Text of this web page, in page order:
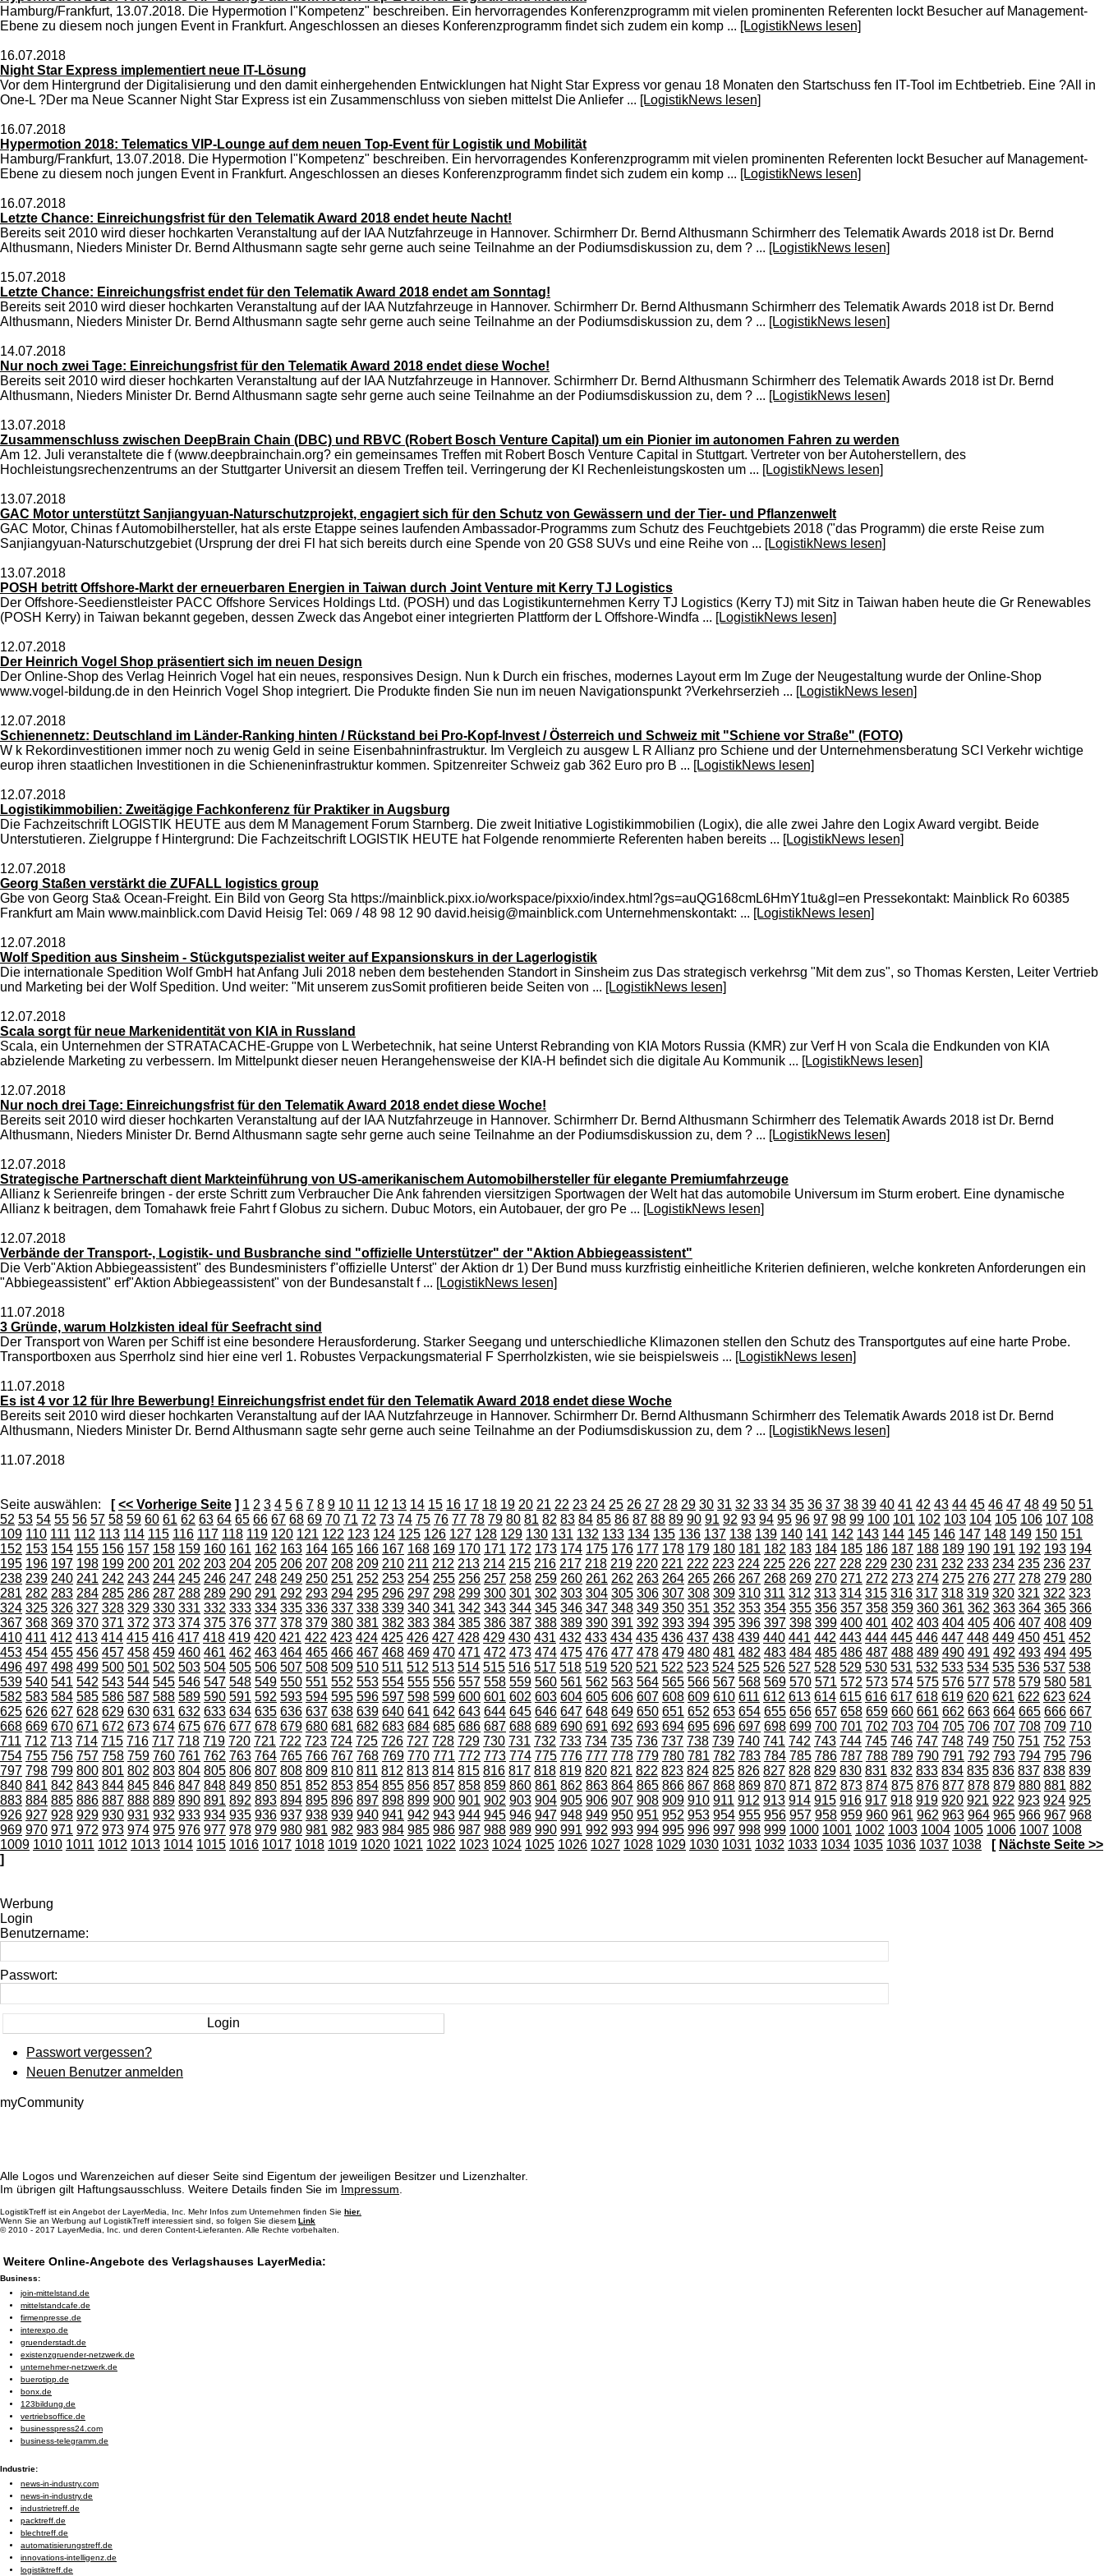
Hamburg/Frankfurt, 13.07.2018. Die Hypermotion l"Kompetenz" beschreiben. Ein hervorragendes Konferenzprogramm mit vielen prominenten Referenten lockt Besucher auf Management-
Ebene zu diesem noch jungen Event in Frankfurt. Angeschlossen an dieses Konferenzprogramm findet sich zudem ein komp ... [LogistikNews lesen]
16.07.2018
Night Star Express implementiert neue IT-Lösung
Vor dem Hintergrund der Digitalisierung und den damit einhergehenden Entwicklungen hat Night Star Express vor genau 18 Monaten den Startschuss fen IT-Tool im Echtbetrieb. Eine ?All in
One-L ?Der ma Neue Scanner Night Star Express ist ein Zusammenschluss von sieben mittelst Die Anliefer ... [LogistikNews lesen]
16.07.2018
Hypermotion 2018: Telematics VIP-Lounge auf dem neuen Top-Event für Logistik und Mobilität
Hamburg/Frankfurt, 13.07.2018. Die Hypermotion l"Kompetenz" beschreiben. Ein hervorragendes Konferenzprogramm mit vielen prominenten Referenten lockt Besucher auf Management-
Ebene zu diesem noch jungen Event in Frankfurt. Angeschlossen an dieses Konferenzprogramm findet sich zudem ein komp ... [LogistikNews lesen]
16.07.2018
Letzte Chance: Einreichungsfrist für den Telematik Award 2018 endet heute Nacht!
Bereits seit 2010 wird dieser hochkarten Veranstaltung auf der IAA Nutzfahrzeuge in Hannover. Schirmherr Dr. Bernd Althusmann Schirmherr des Telematik Awards 2018 ist Dr. Bernd
Althusmann, Nieders Minister Dr. Bernd Althusmann sagte sehr gerne auch seine Teilnahme an der Podiumsdiskussion zu, dem ? ... [LogistikNews lesen]
15.07.2018
Letzte Chance: Einreichungsfrist endet für den Telematik Award 2018 endet am Sonntag!
Bereits seit 2010 wird dieser hochkarten Veranstaltung auf der IAA Nutzfahrzeuge in Hannover. Schirmherr Dr. Bernd Althusmann Schirmherr des Telematik Awards 2018 ist Dr. Bernd
Althusmann, Nieders Minister Dr. Bernd Althusmann sagte sehr gerne auch seine Teilnahme an der Podiumsdiskussion zu, dem ? ... [LogistikNews lesen]
14.07.2018
Nur noch zwei Tage: Einreichungsfrist für den Telematik Award 2018 endet diese Woche!
Bereits seit 2010 wird dieser hochkarten Veranstaltung auf der IAA Nutzfahrzeuge in Hannover. Schirmherr Dr. Bernd Althusmann Schirmherr des Telematik Awards 2018 ist Dr. Bernd
Althusmann, Nieders Minister Dr. Bernd Althusmann sagte sehr gerne auch seine Teilnahme an der Podiumsdiskussion zu, dem ? ... [LogistikNews lesen]
13.07.2018
Zusammenschluss zwischen DeepBrain Chain (DBC) und RBVC (Robert Bosch Venture Capital) um ein Pionier im autonomen Fahren zu werden
Am 12. Juli veranstaltete die f (www.deepbrainchain.org? ein gemeinsames Treffen mit Robert Bosch Venture Capital in Stuttgart. Vertreter von ber Autoherstellern, des
Hochleistungsrechenzentrums an der Stuttgarter Universit an diesem Treffen teil. Verringerung der KI Rechenleistungskosten um ... [LogistikNews lesen]
13.07.2018
GAC Motor unterstützt Sanjiangyuan-Naturschutzprojekt, engagiert sich für den Schutz von Gewässern und der Tier- und Pflanzenwelt
GAC Motor, Chinas f Automobilhersteller, hat als erste Etappe seines laufenden Ambassador-Programms zum Schutz des Feuchtgebiets 2018 ("das Programm) die erste Reise zum
Sanjiangyuan-Naturschutzgebiet (Ursprung der drei Fl hat sich bereits durch eine Spende von 20 GS8 SUVs und eine Reihe von ... [LogistikNews lesen]
13.07.2018
POSH betritt Offshore-Markt der erneuerbaren Energien in Taiwan durch Joint Venture mit Kerry TJ Logistics
Der Offshore-Seedienstleister PACC Offshore Services Holdings Ltd. (POSH) und das Logistikunternehmen Kerry TJ Logistics (Kerry TJ) mit Sitz in Taiwan haben heute die Gr Renewables
(POSH Kerry) in Taiwan bekannt gegeben, dessen Zweck das Angebot einer integrierten Plattform der L Offshore-Windfa ... [LogistikNews lesen]
12.07.2018
Der Heinrich Vogel Shop präsentiert sich im neuen Design
Der Online-Shop des Verlag Heinrich Vogel hat ein neues, responsives Design. Nun k Durch ein frisches, modernes Layout erm Im Zuge der Neugestaltung wurde der Online-Shop
www.vogel-bildung.de in den Heinrich Vogel Shop integriert. Die Produkte finden Sie nun im neuen Navigationspunkt ?Verkehrserzieh ... [LogistikNews lesen]
12.07.2018
Schienennetz: Deutschland im Länder-Ranking hinten / Rückstand bei Pro-Kopf-Invest / Österreich und Schweiz mit "Schiene vor Straße" (FOTO)
W k Rekordinvestitionen immer noch zu wenig Geld in seine Eisenbahninfrastruktur. Im Vergleich zu ausgew L R Allianz pro Schiene und der Unternehmensberatung SCI Verkehr wichtige
europ ihren staatlichen Investitionen in die Schieneninfrastruktur kommen. Spitzenreiter Schweiz gab 362 Euro pro B ... [LogistikNews lesen]
12.07.2018
Logistikimmobilien: Zweitägige Fachkonferenz für Praktiker in Augsburg
Die Fachzeitschrift LOGISTIK HEUTE aus dem M Management Forum Starnberg. Die zweit Initiative Logistikimmobilien (Logix), die alle zwei Jahre den Logix Award vergibt. Beide
Unterstutieren. Zielgruppe f Hintergrund: Die Fachzeitschrift LOGISTIK HEUTE hat Folgende renommierte Referenten haben bereits ... [LogistikNews lesen]
12.07.2018
Georg Staßen verstärkt die ZUFALL logistics group
Gbe von Georg Sta& Ocean-Freight. Ein Bild von Georg Sta https://mainblick.pixx.io/workspace/pixxio/index.html?gs=auQG168cmL6HmY1tu&gl=en Pressekontakt: Mainblick Ro 60385
Frankfurt am Main www.mainblick.com David Heisig Tel: 069 / 48 98 12 90 david.heisig@mainblick.com Unternehmenskontakt: ... [LogistikNews lesen]
12.07.2018
Wolf Spedition aus Sinsheim - Stückgutspezialist weiter auf Expansionskurs in der Lagerlogistik
Die internationale Spedition Wolf GmbH hat Anfang Juli 2018 neben dem bestehenden Standort in Sinsheim zus Das strategisch verkehrsg "Mit dem zus", so Thomas Kersten, Leiter Vertrieb
und Marketing bei der Wolf Spedition. Und weiter: "Mit unserem zusSomit profitieren beide Seiten von ... [LogistikNews lesen]
12.07.2018
Scala sorgt für neue Markenidentität von KIA in Russland
Scala, ein Unternehmen der STRATACACHE-Gruppe von L Werbetechnik, hat seine Unterst Rebranding von KIA Motors Russia (KMR) zur Verf H von Scala die Endkunden von KIA
abzielende Marketing zu verbessern. Im Mittelpunkt dieser neuen Herangehensweise der KIA-H befindet sich die digitale Au Kommunik ... [LogistikNews lesen]
12.07.2018
Nur noch drei Tage: Einreichungsfrist für den Telematik Award 2018 endet diese Woche!
Bereits seit 2010 wird dieser hochkarten Veranstaltung auf der IAA Nutzfahrzeuge in Hannover. Schirmherr Dr. Bernd Althusmann Schirmherr des Telematik Awards 2018 ist Dr. Bernd
Althusmann, Nieders Minister Dr. Bernd Althusmann sagte sehr gerne auch seine Teilnahme an der Podiumsdiskussion zu, dem ? ... [LogistikNews lesen]
12.07.2018
Strategische Partnerschaft dient Markteinführung von US-amerikanischem Automobilhersteller für elegante Premiumfahrzeuge
Allianz k Serienreife bringen - der erste Schritt zum Verbraucher Die Ank fahrenden viersitzigen Sportwagen der Welt hat das automobile Universum im Sturm erobert. Eine dynamische
Allianz k beitragen, dem Tomahawk freie Fahrt f Globus zu sichern. Dubuc Motors, ein Autobauer, der gro Pe ... [LogistikNews lesen]
12.07.2018
Verbände der Transport-, Logistik- und Busbranche sind "offizielle Unterstützer" der "Aktion Abbiegeassistent"
Die Verb"Aktion Abbiegeassistent" des Bundesministers f"offizielle Unterst" der Aktion dr 1) Der Bund muss kurzfristig einheitliche Kriterien definieren, welche konkreten Anforderungen ein
"Abbiegeassistent" erf"Aktion Abbiegeassistent" von der Bundesanstalt f ... [LogistikNews lesen]
11.07.2018
3 Gründe, warum Holzkisten ideal für Seefracht sind
Der Transport von Waren per Schiff ist eine besondere Herausforderung. Starker Seegang und unterschiedliche Klimazonen stellen den Schutz des Transportgutes auf eine harte Probe.
Transportboxen aus Sperrholz sind hier eine verl 1. Robustes Verpackungsmaterial F Sperrholzkisten, wie sie beispielsweis ... [LogistikNews lesen]
11.07.2018
Es ist 4 vor 12 für Ihre Bewerbung! Einreichungsfrist endet für den Telematik Award 2018 endet diese Woche
Bereits seit 2010 wird dieser hochkarten Veranstaltung auf der IAA Nutzfahrzeuge in Hannover. Schirmherr Dr. Bernd Althusmann Schirmherr des Telematik Awards 2018 ist Dr. Bernd
Althusmann, Nieders Minister Dr. Bernd Althusmann sagte sehr gerne auch seine Teilnahme an der Podiumsdiskussion zu, dem ? ... [LogistikNews lesen]
11.07.2018
Seite auswählen: [<< Vorherige Seite ] 1 2 3 4 5 6 7 8 9 10 11 12 13 14 15 16 17 18 19 20 21 22 23 24 25 26 27 28 29 30 31 32 33 34 35 36 37 38 39 40 41 42 43 44 45 46 47 48 49 50 51
52 53 54 55 56 57 58 59 60 61 62 63 64 65 66 67 68 69 70 71 72 73 74 75 76 77 78 79 80 81 82 83 84 85 86 87 88 89 90 91 92 93 94 95 96 97 98 99 100 101 102 103 104 105 106 107 108
109 110 111 112 113 114 115 116 117 118 119 120 121 122 123 124 125 126 127 128 129 130 131 132 133 134 135 136 137 138 139 140 141 142 143 144 145 146 147 148 149 150 151
152 153 154 155 156 157 158 159 160 161 162 163 164 165 166 167 168 169 170 171 172 173 174 175 176 177 178 179 180 181 182 183 184 185 186 187 188 189 190 191 192 193 194
195 196 197 198 199 200 201 202 203 204 205 206 207 208 209 210 211 212 213 214 215 216 217 218 219 220 221 222 223 224 225 226 227 228 229 230 231 232 233 234 235 236 237
238 239 240 241 242 243 244 245 246 247 248 249 250 251 252 253 254 255 256 257 258 259 260 261 262 263 264 265 266 267 268 269 270 271 272 273 274 275 276 277 278 279 280
281 282 283 284 285 286 287 288 289 290 291 292 293 294 295 296 297 298 299 300 301 302 303 304 305 306 307 308 309 310 311 312 313 314 315 316 317 318 319 320 321 322 323
324 325 326 327 328 329 330 331 332 333 334 335 336 337 338 339 340 341 342 343 344 345 346 347 348 349 350 351 352 353 354 355 356 357 358 359 360 361 362 363 364 365 366
367 368 369 370 371 372 373 374 375 376 377 378 379 380 381 382 383 384 385 386 387 388 389 390 391 392 393 394 395 396 397 398 399 400 401 402 403 404 405 406 407 408 409
410 411 412 413 414 415 416 417 418 419 420 421 422 423 424 425 426 427 428 429 430 431 432 433 434 435 436 437 438 439 440 441 442 443 444 445 446 447 448 449 450 451 452
453 454 455 456 457 458 459 460 461 462 463 464 465 466 467 468 469 470 471 472 473 474 475 476 477 478 479 480 481 482 483 484 485 486 487 488 489 490 491 492 493 494 495
496 497 498 499 500 501 502 503 504 505 506 507 508 509 510 511 512 513 514 515 516 517 518 519 520 521 522 523 524 525 526 527 528 529 530 531 532 533 534 535 536 537 538
539 540 541 542 543 544 545 546 547 548 549 550 551 552 553 554 555 556 557 558 559 560 561 562 563 564 565 566 567 568 569 570 571 572 573 574 575 576 577 578 579 580 581
582 583 584 585 586 587 588 589 590 591 592 593 594 595 596 597 598 599 600 601 602 603 604 605 606 607 608 609 610 611 612 613 614 615 616 617 618 619 620 621 622 623 624
625 626 627 628 629 630 631 632 633 634 635 636 637 638 639 640 641 642 643 644 645 646 647 648 649 650 651 652 653 654 655 656 657 658 659 660 661 662 663 664 665 666 667
668 669 670 671 672 673 674 675 676 677 678 679 680 681 682 683 684 685 686 687 688 689 690 691 692 693 694 695 696 697 698 699 700 701 702 703 704 705 706 707 708 709 710
711 712 713 714 715 716 717 718 719 720 721 722 723 724 725 726 727 728 729 730 731 732 733 734 735 736 737 738 739 740 741 742 743 744 745 746 747 748 749 750 751 752 753
754 755 756 757 758 759 760 761 762 763 764 765 766 767 768 769 770 771 772 773 774 775 776 777 778 779 780 781 782 783 784 785 786 787 788 789 790 791 792 793 794 795 796
797 798 799 800 801 802 803 804 805 806 807 808 809 810 811 812 813 814 815 816 817 818 819 820 821 822 823 824 825 826 827 828 829 830 831 832 833 834 835 836 837 838 839
840 841 842 843 844 845 846 847 848 849 850 851 852 853 854 855 856 857 858 859 860 861 862 863 864 865 866 867 868 869 870 871 872 873 874 875 876 877 878 879 880 881 882
883 884 885 886 887 888 889 890 891 892 893 894 895 896 897 898 899 900 901 902 903 904 905 906 907 908 909 910 911 912 913 914 915 916 917 918 919 920 921 922 923 924 925
926 927 928 929 930 931 932 933 934 935 936 937 938 939 940 941 942 943 944 945 946 947 948 949 950 951 952 953 954 955 956 957 958 959 960 961 962 963 964 965 966 967 968
969 970 971 972 973 974 975 976 977 978 979 980 981 982 983 984 985 986 987 988 989 990 991 992 993 994 995 996 997 998 999 1000 1001 1002 1003 1004 1005 1006 1007 1008
1009 1010 1011 1012 1013 1014 1015 1016 1017 1018 1019 1020 1021 1022 1023 1024 1025 1026 1027 1028 1029 1030 1031 1032 1033 1034 1035 1036 1037 1038 [ Nächste Seite >>
]
Werbung
Login
Benutzername:
Passwort:
Passwort vergessen?
Neuen Benutzer anmelden
myCommunity
Alle Logos und Warenzeichen auf dieser Seite sind Eigentum der jeweiligen Besitzer und Lizenzhalter.
Im übrigen gilt Haftungsausschluss. Weitere Details finden Sie im Impressum.
LogistikTreff ist ein Angebot der LayerMedia, Inc. Mehr Infos zum Unternehmen finden Sie hier.
Wenn Sie an Werbung auf LogistikTreff interessiert sind, so folgen Sie diesem Link
© 2010 - 2017 LayerMedia, Inc. und deren Content-Lieferanten. Alle Rechte vorbehalten.
Weitere Online-Angebote des Verlagshauses LayerMedia:
Business:
join-mittelstand.de
mittelstandcafe.de
firmenpresse.de
interexpo.de
gruenderstadt.de
existenzgruender-netzwerk.de
unternehmer-netzwerk.de
buerotipp.de
bonx.de
123bildung.de
vertriebsoffice.de
businesspress24.com
business-telegramm.de
Industrie:
news-in-industry.com
news-in-industry.de
industrietreff.de
packtreff.de
blechtreff.de
automatisierungstreff.de
innovations-intelligenz.de
logistiktreff.de